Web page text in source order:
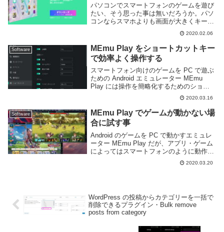
パソコンでスマートフォンのゲームを遊び
たい、そう思った事は無いだろうか。パソ
コンならスマホよりも画面が大きくキーボ
ードやマウスを利用できてより快適に遊ぶ
ことができる。有線 LAN を繋げていれば
ネットワークも安定しているしストレージ
も大きい...
2020.02.06
Software
MEmu Play をショートカットキー
で効率よく操作する
スマートフォン向けのゲームを PC で遊ぶ
ための Android エミュレーター MEmu
Play には操作を簡略化するためのショー
トカットキーが多数用意されている。キー
ボードショートカットを覚えておけばマウ
スであれこれ操作する必要なく様...
2020.03.16
Software
MEmu Play でゲームが動かない場
合に試す事
Android のゲームを PC で動かすエミュレ
ーター MEmu Play だが、アプリ・ゲーム
によってはスマートフォンのように動作し
ないことがある。このページでは MEmu
Play でアプリ・ゲームが動かない場合に
2020.03.20
WordPress の投稿からカテゴリーを一括で
削除できるプラグイン・Bulk remove
posts from category